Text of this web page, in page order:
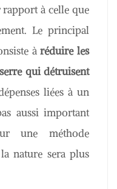
rapport à celle que
Le principal
àréduire les
qui détruisent
liées à un
aussi important
une méthode
nature sera plus